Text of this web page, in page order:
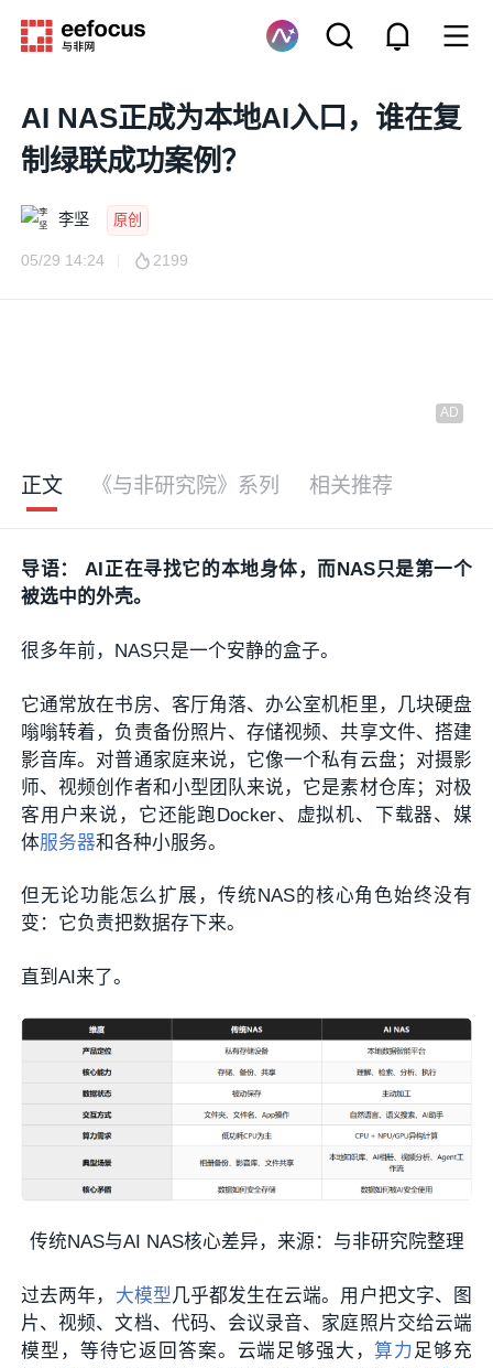
AI NAS正成为本地AI入口，谁在复
制绿联成功案例？
李坚 原创
05/29 14:24 2199
正文 《与非研究院》系列 相关推荐
导语： AI正在寻找它的本地身体，而NAS只是第一个
被选中的外壳。
很多年前，NAS只是一个安静的盒子。
它通常放在书房、客厅角落、办公室机柜里，几块硬盘
嗡嗡转着，负责备份照片、存储视频、共享文件、搭建
影音库。对普通家庭来说，它像一个私有云盘；对摄影
师、视频创作者和小型团队来说，它是素材仓库；对极
客用户来说，它还能跑Docker、虚拟机、下载器、媒
体服务器和各种小服务。
但无论功能怎么扩展，传统NAS的核心角色始终没有
变：它负责把数据存下来。
直到AI来了。
传统NAS与AI NAS核心差异，来源：与非研究院整理
过去两年， 大模型几乎都发生在云端。用户把文字、图
片、视频、文档、代码、会议录音、家庭照片交给云端
模型，等待它返回答案。云端足够强大，算力足够充